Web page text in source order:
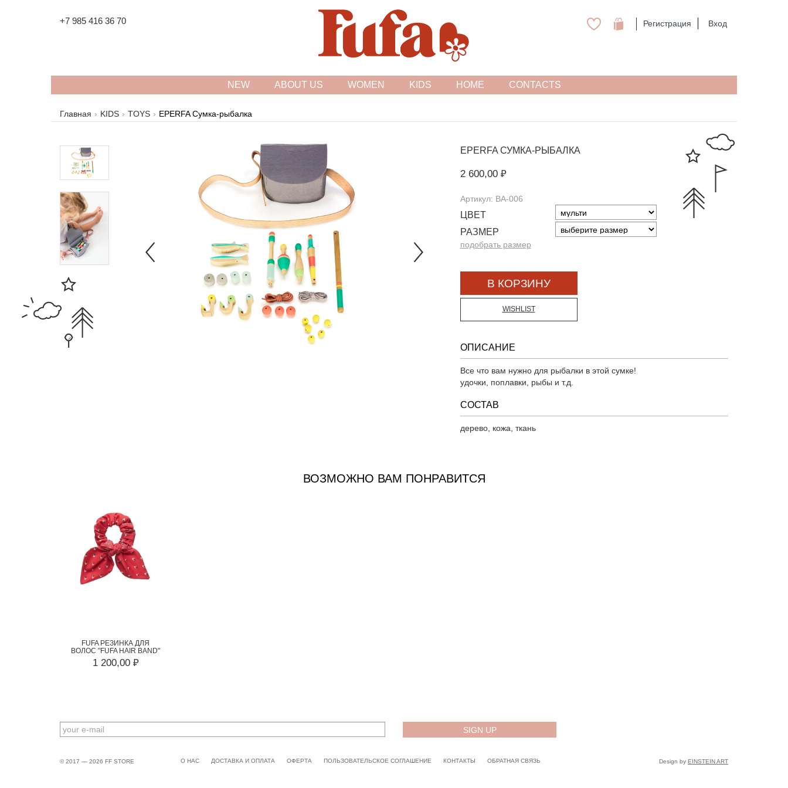
+7 985 416 36 70
FASHION FAMILY STORE
Регистрация Вход
NEW ABOUT US WOMEN KIDS HOME CONTACTS
Главная KIDS TOYS EPERFA Сумка-рыбалка
EPERFAСУМКА-РЫБАЛКА
2 600,00 ₽
Артикул: BA-006
ЦВЕТ
РАЗМЕР
подобрать размер
WISHLIST
ОПИСАНИЕ
Все что вам нужно для рыбалки в этой сумке!
удочки, поплавки, рыбы и т.д.
СОСТАВ
дерево, кожа, ткань
ВОЗМОЖНО ВАМ ПОНРАВИТСЯ
FUFA РЕЗИНКА ДЛЯ
ВОЛОС "FUFA HAIR BAND"
1 200,00 ₽
© 2017 — 2026 FF STORE О НАС ДОСТАВКА И ОПЛАТА ОФЕРТА ПОЛЬЗОВАТЕЛЬСКОЕ СОГЛАШЕНИЕ КОНТАКТЫ ОБРАТНАЯ СВЯЗЬ Design by EINSTEIN ART